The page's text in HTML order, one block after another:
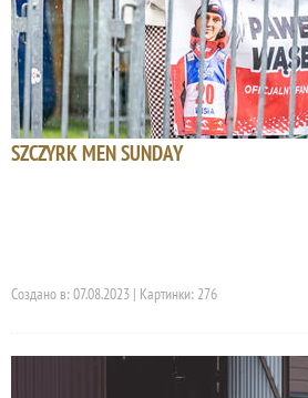
SZCZYRK MEN SUNDAY
Создано в: 07.08.2023 | Картинки: 276